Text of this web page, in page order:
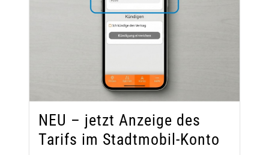
NEU – jetzt Anzeige des
Tarifs im Stadtmobil-Konto